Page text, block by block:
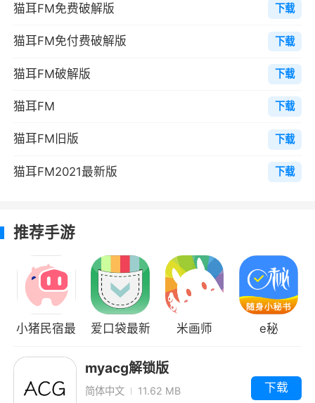
入睡； 深夜难眠，来一段催眠的雨声树林声降降
火。
有选择困难？不怕。猫耳为你筛选出不容错
过的精品内容，七大分类精彩纷呈，总有一款适
合你。
「语音直播」
动，用声音交友；做主播，被搭讪被打赏，从此
生活奔小康！
「随时随地」
排队堵车做家务时利用碎片时间听书充电，
深夜鬼话承包你的后半夜。
更多惊喜，等你发现
猫耳FM免费破解版 下载
猫耳FM免付费破解版 下载
猫耳FM破解版 下载
猫耳FM 下载
猫耳FM旧版 下载
猫耳FM2021最新版 下载
推荐手游
小猪民宿最
新版
爱口袋最新
米画师 e秘
myacg解锁版
简体中文
11.62 MB
下载